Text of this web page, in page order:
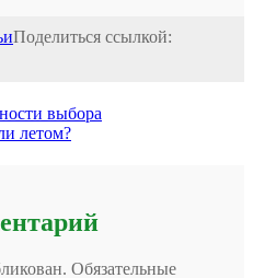
Поделиться ссылкой:
выбора
летом?
Обязательные